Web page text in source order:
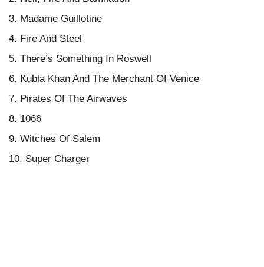
3. Madame Guillotine
4. Fire And Steel
5. There’s Something In Roswell
6. Kubla Khan And The Merchant Of Venice
7. Pirates Of The Airwaves
8. 1066
9. Witches Of Salem
10. Super Charger